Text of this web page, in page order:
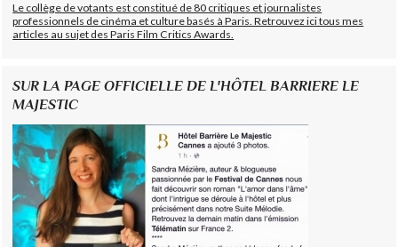
Le collège de votants est constitué de 80 critiques et journalistes
professionnels de cinéma et culture basés à Paris. Retrouvez ici tous mes
articles au sujet des Paris Film Critics Awards.
SUR LA PAGE OFFICIELLE DE L'HÔTEL BARRIERE LE
MAJESTIC